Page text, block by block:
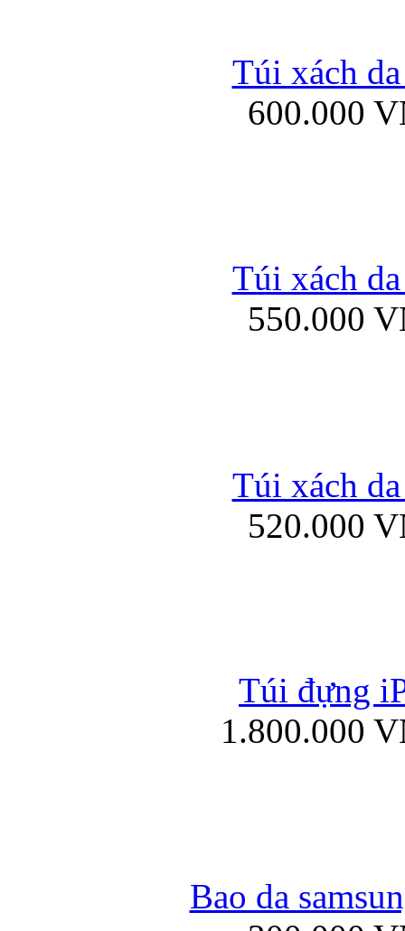
Bao da iPhone 5
Bao da iPad
Túi xách da
Túi xách
600.000
Túi xách
550.000
Túi xách
520.000
Túi đựng
1.800.000
Bao da